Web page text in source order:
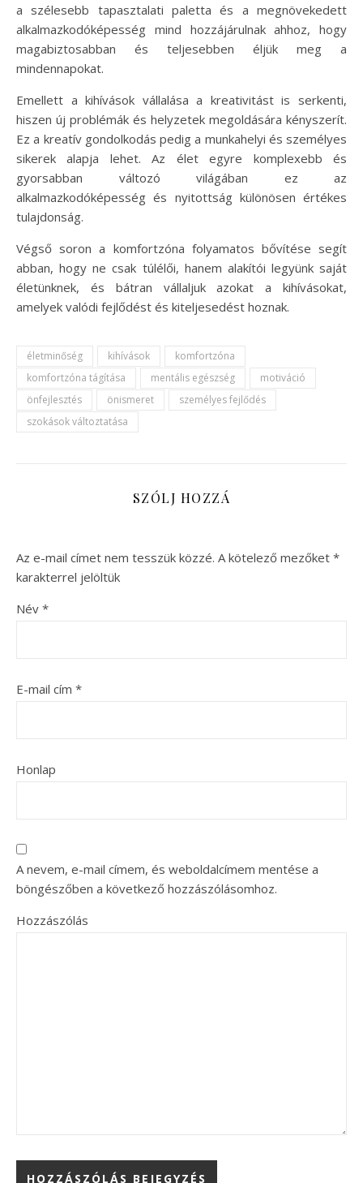
a szélesebb tapasztalati paletta és a megnövekedett
alkalmazkodóképesség mind hozzájárulnak ahhoz, hogy
magabiztosabban és teljesebben éljük meg a
mindennapokat.
Emellett a kihívások vállalása a kreativitást is serkenti,
hiszen új problémák és helyzetek megoldására kényszerít.
Ez a kreatív gondolkodás pedig a munkahelyi és személyes
sikerek alapja lehet. Az élet egyre komplexebb és
gyorsabban változó világában ez az
alkalmazkodóképesség és nyitottság különösen értékes
tulajdonság.
Végső soron a komfortzóna folyamatos bővítése segít
abban, hogy ne csak túlélői, hanem alakítói legyünk saját
életünknek, és bátran vállaljuk azokat a kihívásokat,
amelyek valódi fejlődést és kiteljesedést hoznak.
életminőség kihívások
komfortzóna
komfortzóna tágítása
mentális egészség
motiváció
önfejlesztés
önismeret
személyes fejlődés
szokások változtatása
SZÓLJ HOZZÁ
Az e-mail címet nem tesszük közzé. A kötelező mezőket *
karakterrel jelöltük
Név *
E-mail cím *
Honlap
A nevem, e-mail címem, és weboldalcímem mentése a
böngészőben a következő hozzászólásomhoz.
Hozzászólás